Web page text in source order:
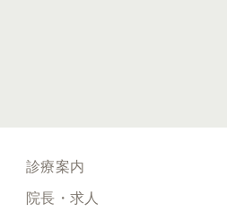
診療案内
院長・求人